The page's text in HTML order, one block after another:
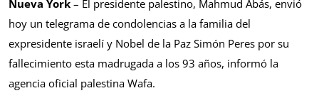
Nueva York – El presidente palestino, Mahmud Abás, envió
hoy un telegrama de condolencias a la familia del
expresidente israelí y Nobel de la Paz Simón Peres por su
fallecimiento esta madrugada a los 93 años, informó la
agencia oficial palestina Wafa.